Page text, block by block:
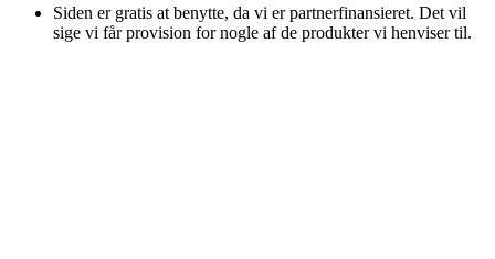
Siden er gratis at benytte, da vi er partnerfinansieret. Det vil
sige vi får provision for nogle af de produkter vi henviser til.